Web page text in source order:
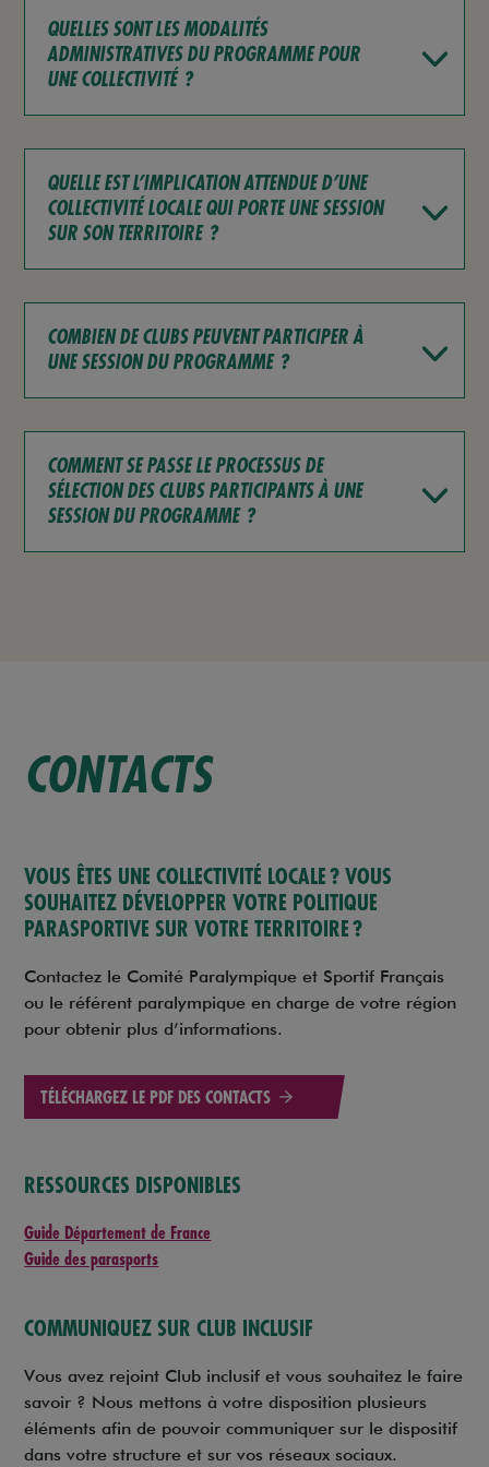
QUELLES SONT LES MODALITÉS
ADMINISTRATIVES DU PROGRAMME POUR
UNE COLLECTIVITÉ ?
QUELLE EST L’IMPLICATION ATTENDUE D’UNE
COLLECTIVITÉ LOCALE QUI PORTE UNE SESSION
SUR SON TERRITOIRE ?
COMBIEN DE CLUBS PEUVENT PARTICIPER À
UNE SESSION DU PROGRAMME ?
COMMENT SE PASSE LE PROCESSUS DE
SÉLECTION DES CLUBS PARTICIPANTS À UNE
SESSION DU PROGRAMME ?
CONTACTS
VOUS ÊTES UNE COLLECTIVITÉ LOCALE ? VOUS
SOUHAITEZ DÉVELOPPER VOTRE POLITIQUE
PARASPORTIVE SUR VOTRE TERRITOIRE ?
Contactez le Comité Paralympique et Sportif Français
ou le référent paralympique en charge de votre région
pour obtenir plus d’informations.
TÉLÉCHARGEZ LE PDF DES CONTACTS
RESSOURCES DISPONIBLES
Guide Département de France
Guide des parasports
COMMUNIQUEZ SUR CLUB INCLUSIF
Vous avez rejoint Club inclusif et vous souhaitez le faire
savoir ? Nous mettons à votre disposition plusieurs
éléments afin de pouvoir communiquer sur le dispositif
dans votre structure et sur vos réseaux sociaux.